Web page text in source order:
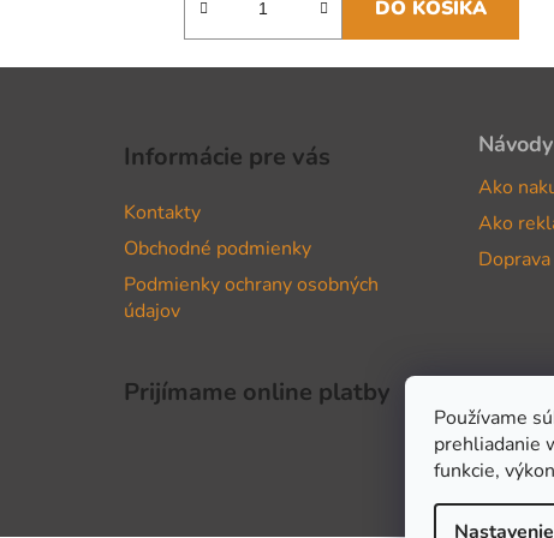
Používame
prehliadanie
funkcie,
Nastavenie
DO KOŠÍKA
Informácie pre vás
Kontakty
Obchodné podmienky
Podmienky ochrany osobných
údajov
Návody
Ako
Ako
Prijímame online platby